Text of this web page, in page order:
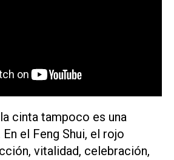
cinta tampoco es una
el Feng Shui, el rojo
vitalidad, celebración,